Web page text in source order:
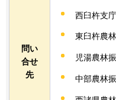
問い
合せ
先
西臼杵支庁
東臼杵農
児湯農林
中部農林